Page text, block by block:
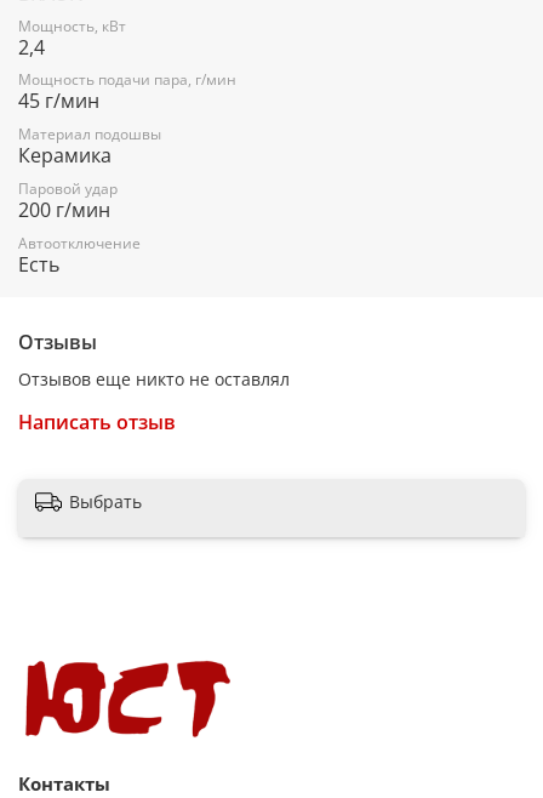
Автоотключение Есть
Материал подошвы Керамика
Самоочистка Есть
Дополнительная насадка Нет
Срок гарантии 2 года
Цвет Черно-синий
Мощность, кВт
2,4
Мощность подачи пара, г/мин
45 г/мин
Материал подошвы
Керамика
Паровой удар
200 г/мин
Автоотключение
Есть
Отзывы
Отзывов еще никто не оставлял
Написать отзыв
Выбрать
Контакты